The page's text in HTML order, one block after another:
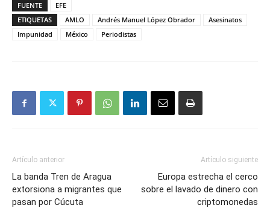
FUENTE
EFE
ETIQUETAS
AMLO Andrés Manuel López Obrador
Asesinatos
Impunidad
México Periodistas
Artículo anterior
La banda Tren de Aragua
extorsiona a migrantes que
pasan por Cúcuta
Artículo siguiente
Europa estrecha el cerco
sobre el lavado de dinero con
criptomonedas